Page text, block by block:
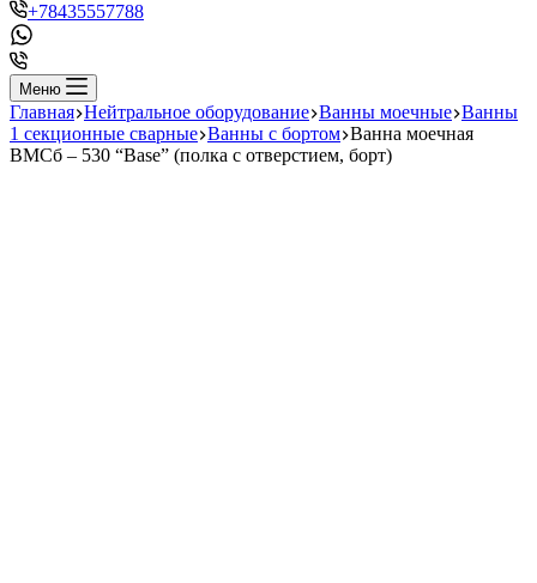
+78435557788
Меню
Главная Нейтральное оборудование Ванны моечные Ванны
1 секционные сварные Ванны с бортом Ванна моечная
ВМСб – 530 “Base” (полка с отверстием, борт)